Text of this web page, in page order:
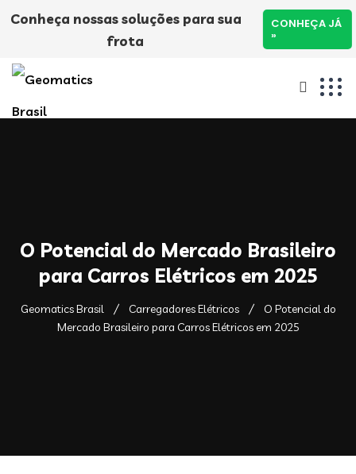
O Potencial do Mercado Brasileiro
para Carros Elétricos em 2025
Geomatics Brasil Carregadores Elétricos
O Potencial do
Mercado Brasileiro para Carros Elétricos em 2025
Conheça nossas soluções para sua
frota
CONHEÇA JÁ
»